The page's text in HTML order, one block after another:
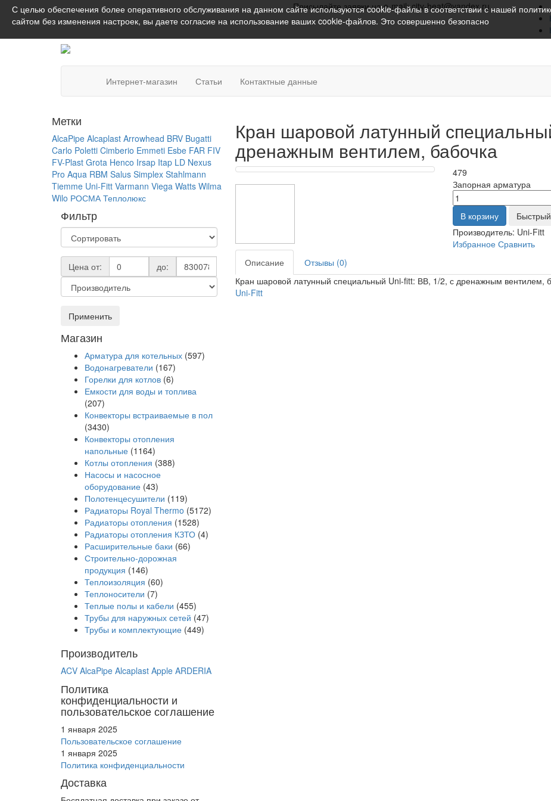
Присылайте заявки на e-mail: city-heat@yandex.ru
Интернет-магазин
Статьи Контактные данные
Метки
AlcaPipe Alcaplast Arrowhead BRV Bugatti
Carlo Poletti Cimberio Emmeti Esbe FAR FIV
FV-Plast Grota Henco Irsap Itap LD Nexus
Pro Aqua RBM Salus Simplex Stahlmann
Tiemme Uni-Fitt Varmann Viega Watts Wilma
Wilo РОСМА Теплолюкс
Фильтр
Цена от: до:
Применить
Магазин
Арматура для котельных (597)
Водонагреватели (167)
Горелки для котлов (6)
Емкости для воды и топлива
(207)
Конвекторы встраиваемые в пол
(3430)
Конвекторы отопления
напольные (1164)
Котлы отопления (388)
Насосы и насосное
оборудование (43)
Полотенцесушители (119)
Радиаторы Royal Thermo (5172)
Радиаторы отопления (1528)
Радиаторы отопления КЗТО (4)
Расширительные баки (66)
Строительно-дорожная
продукция (146)
Теплоизоляция (60)
Теплоносители (7)
Теплые полы и кабели (455)
Трубы для наружных сетей (47)
Трубы и комплектующие (449)
Производитель
ACV AlcaPipe Alcaplast Apple ARDERIA
Политика
конфиденциальности и
пользовательское соглашение
1 января 2025
Пользовательское соглашение
1 января 2025
Политика конфиденциальности
Доставка
Кран шаровой латунный
дренажным вентилем, бабочка
479
Запорная арматура
В корзину
Производитель: Uni-Fitt
Избранное Сравнить
Описание
Отзывы (0)
Кран шаровой латунный специальный Uni-fitt: ВВ, 1/2, с дренажным вентилем,
Uni-Fitt
С целью обеспечения более оперативного обслуживания на данном сайте используются cookie-файлы в соответствии с нашей
сайтом без изменения настроек, вы даете согласие на использование ваших cookie-файлов. Это совершенно безопасно